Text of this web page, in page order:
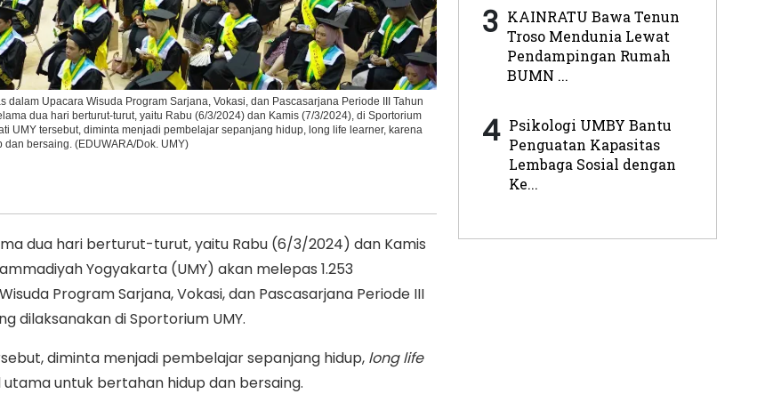
dalam Upacara Wisuda Program Sarjana, Vokasi, dan Pascasarjana Periode III Tahun
dua hari berturut-turut, yaitu Rabu (6/3/2024) dan Kamis (7/3/2024), di Sportorium
UMY tersebut, diminta menjadi pembelajar sepanjang hidup, long life learner, karena
bersaing. (EDUWARA/Dok. UMY)
dua hari berturut-turut, yaitu Rabu (6/3/2024) dan Kamis
Yogyakarta (UMY) akan melepas 1.253
Program Sarjana, Vokasi, dan Pascasarjana Periode III
dilaksanakan di Sportorium UMY.
diminta menjadi pembelajar sepanjang hidup, long life
untuk bertahan hidup dan bersaing.
3 KAINRATU Bawa Tenun
Troso Mendunia Lewat
Pendampingan Rumah
BUMN ...
4 Psikologi UMBY Bantu
Penguatan Kapasitas
Lembaga Sosial dengan
Ke...